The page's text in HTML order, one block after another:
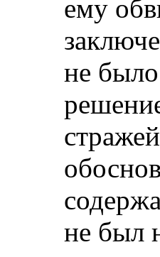
ему
не
не был